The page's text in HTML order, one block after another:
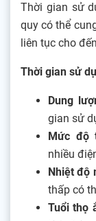
Thời gian sử
quy có thể
liên tục cho
Thời gian sử
Dung
gian sử
Mức độ
nhiều
Nhiệt độ
thấp có
Tuổi thọ